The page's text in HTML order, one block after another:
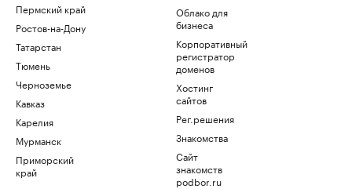
Пермский край
Ростов-на-Дону
Татарстан
Тюмень
Черноземье
Кавказ
Карелия
Мурманск
Приморский
край
Облако для
бизнеса
Корпоративный
регистратор
доменов
Хостинг
сайтов
Рег.решения
Знакомства
Сайт
знакомств
podbor.ru